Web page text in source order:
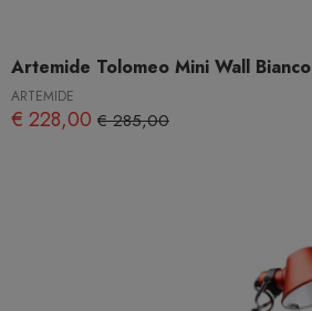
Artemide Tolomeo Mini Wall Bianco
ARTEMIDE
€ 228,00 € 285,00